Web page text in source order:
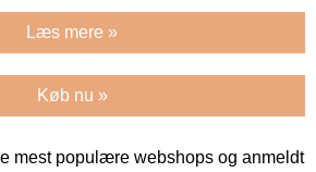
Læs mere »
Køb nu »
mest populære webshops og anmeldt